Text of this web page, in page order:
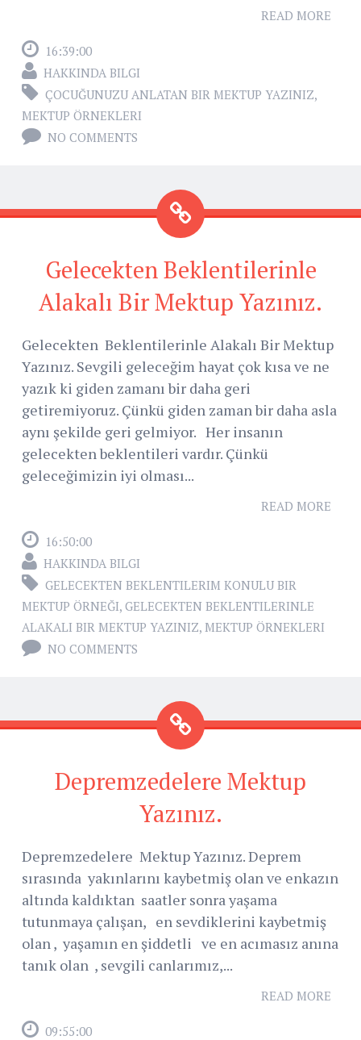
READ MORE
16:39:00
HAKKINDA BILGI
ÇOCUĞUNUZU ANLATAN BIR MEKTUP YAZINIZ,
MEKTUP ÖRNEKLERI
NO COMMENTS
Gelecekten Beklentilerinle
Alakalı Bir Mektup Yazınız.
Gelecekten Beklentilerinle Alakalı Bir Mektup
Yazınız. Sevgili geleceğim hayat çok kısa ve ne
yazık ki giden zamanı bir daha geri
getiremiyoruz. Çünkü giden zaman bir daha asla
aynı şekilde geri gelmiyor. Her insanın
gelecekten beklentileri vardır. Çünkü
geleceğimizin iyi olması...
READ MORE
16:50:00
HAKKINDA BILGI
GELECEKTEN BEKLENTILERIM KONULU BIR
MEKTUP ÖRNEĞI, GELECEKTEN BEKLENTILERINLE
ALAKALI BIR MEKTUP YAZINIZ, MEKTUP ÖRNEKLERI
NO COMMENTS
Depremzedelere Mektup
Yazınız.
Depremzedelere Mektup Yazınız. Deprem
sırasında yakınlarını kaybetmiş olan ve enkazın
altında kaldıktan saatler sonra yaşama
tutunmaya çalışan, en sevdiklerini kaybetmiş
olan , yaşamın en şiddetli ve en acımasız anına
tanık olan , sevgili canlarımız,...
READ MORE
09:55:00